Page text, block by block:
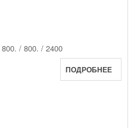
800. / 800. / 2400
ПОДРОБНЕЕ